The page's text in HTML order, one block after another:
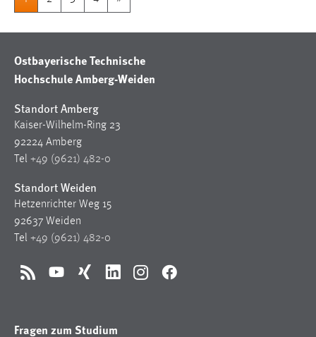
Ostbayerische Technische
Hochschule Amberg-Weiden
Standort Amberg
Kaiser-Wilhelm-Ring 23
92224 Amberg
Tel +49 (9621) 482-0
Standort Weiden
Hetzenrichter Weg 15
92637 Weiden
Tel +49 (9621) 482-0
RSS YouTubeXing LinkedInInstagramFacebook
Fragen zum Studium